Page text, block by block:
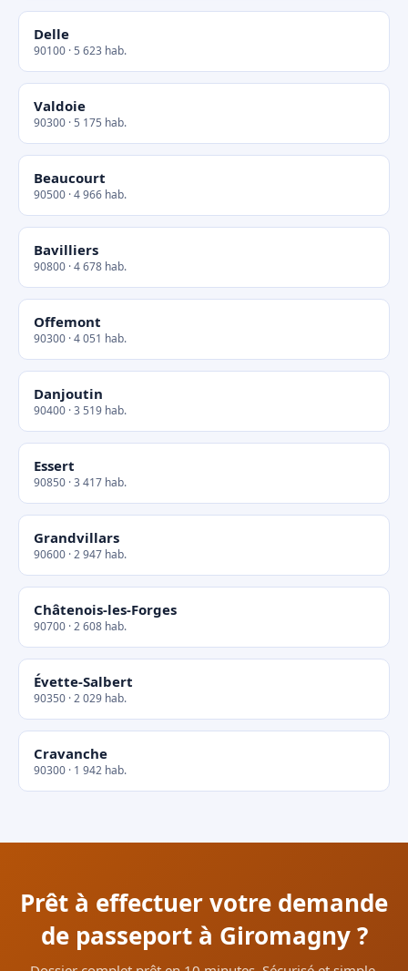
Delle
90100 · 5 623 hab.
Valdoie
90300 · 5 175 hab.
Beaucourt
90500 · 4 966 hab.
Bavilliers
90800 · 4 678 hab.
Offemont
90300 · 4 051 hab.
Danjoutin
90400 · 3 519 hab.
Essert
90850 · 3 417 hab.
Grandvillars
90600 · 2 947 hab.
Châtenois-les-Forges
90700 · 2 608 hab.
Évette-Salbert
90350 · 2 029 hab.
Cravanche
90300 · 1 942 hab.
Prêt à effectuer votre demande
de passeport à Giromagny ?